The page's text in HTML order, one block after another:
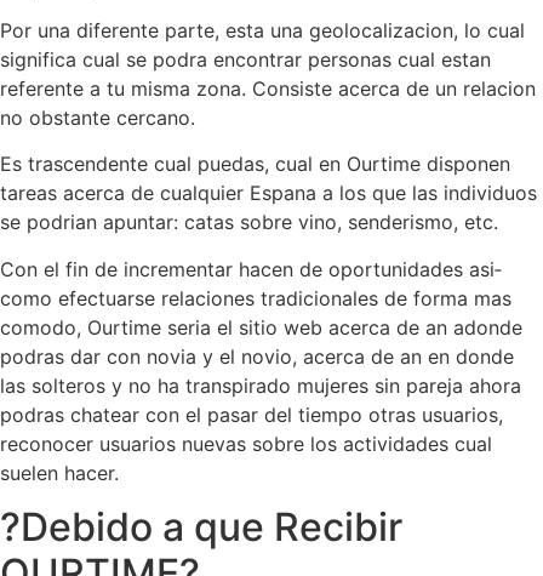
Por una diferente parte, esta una geolocalizacion, lo cual
significa cual se podra encontrar personas cual estan
referente a tu misma zona. Consiste acerca de un relacion
no obstante cercano.
Es trascendente cual puedas, cual en Ourtime disponen
tareas acerca de cualquier Espana a los que las individuos
se podri­an apuntar: catas sobre vino, senderismo, etc.
Con el fin de incrementar hacen de oportunidades asi­
como efectuarse relaciones tradicionales de forma mas
comodo, Ourtime seri­a el sitio web acerca de an adonde
podras dar con novia y el novio, acerca de an en donde
las solteros y no ha transpirado mujeres sin pareja ahora
podras chatear con el pasar del tiempo otras usuarios,
reconocer usuarios nuevas sobre los actividades cual
suelen hacer.
?Debido a que Recibir